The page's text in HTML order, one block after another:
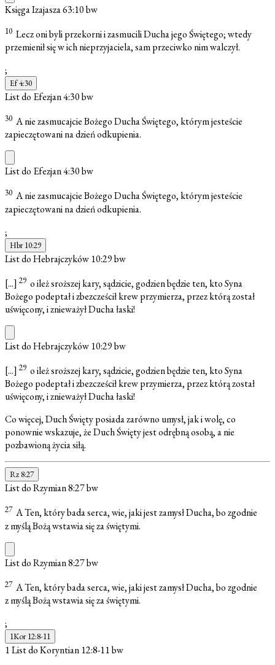
Księga Izajasza 63:10bw
10 Lecz oni byli przekorni i zasmucili Ducha jego Świętego; wtedy
przemienił się w ich nieprzyjaciela, sam przeciwko nim walczył.
;
Ef 4:30
List do Efezjan 4:30bw
30 A nie zasmucajcie Bożego Ducha Świętego, którym jesteście
zapieczętowani na dzień odkupienia.
List do Efezjan 4:30bw
30 A nie zasmucajcie Bożego Ducha Świętego, którym jesteście
zapieczętowani na dzień odkupienia.
;
Hbr 10:29
List do Hebrajczyków 10:29bw
[...] 29 o ileż sroższej kary, sądzicie, godzien będzie ten, kto Syna
Bożego podeptał i zbezcześcił krew przymierza, przez którą został
uświęcony, i znieważył Ducha łaski!
List do Hebrajczyków 10:29bw
[...] 29 o ileż sroższej kary, sądzicie, godzien będzie ten, kto Syna
Bożego podeptał i zbezcześcił krew przymierza, przez którą został
uświęcony, i znieważył Ducha łaski!
Co więcej, Duch Święty posiada zarówno umysł, jak i wolę, co
ponownie wskazuje, że Duch Święty jest odrębną osobą, a nie
pozbawioną życia siłą.
Rz 8:27
List do Rzymian 8:27bw
27 A Ten, który bada serca, wie, jaki jest zamysł Ducha, bo zgodnie
z myślą Bożą wstawia się za świętymi.
List do Rzymian 8:27bw
27 A Ten, który bada serca, wie, jaki jest zamysł Ducha, bo zgodnie
z myślą Bożą wstawia się za świętymi.
;
1Kor 12:8-11
1 List do Koryntian 12:8-11bw